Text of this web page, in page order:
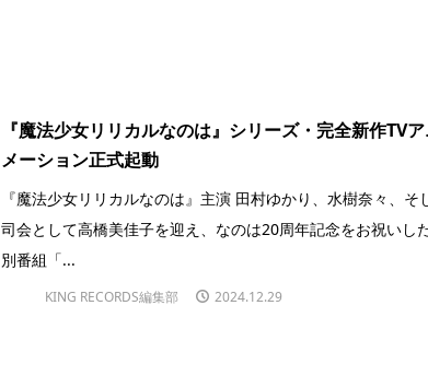
『魔法少女リリカルなのは』シリーズ・完全新作TV
メーション正式起動
『魔法少女リリカルなのは』主演 田村ゆかり、水樹奈々、そ
司会として高橋美佳子を迎え、なのは20周年記念をお祝いし
別番組「...
KING RECORDS編集部 2024.12.29